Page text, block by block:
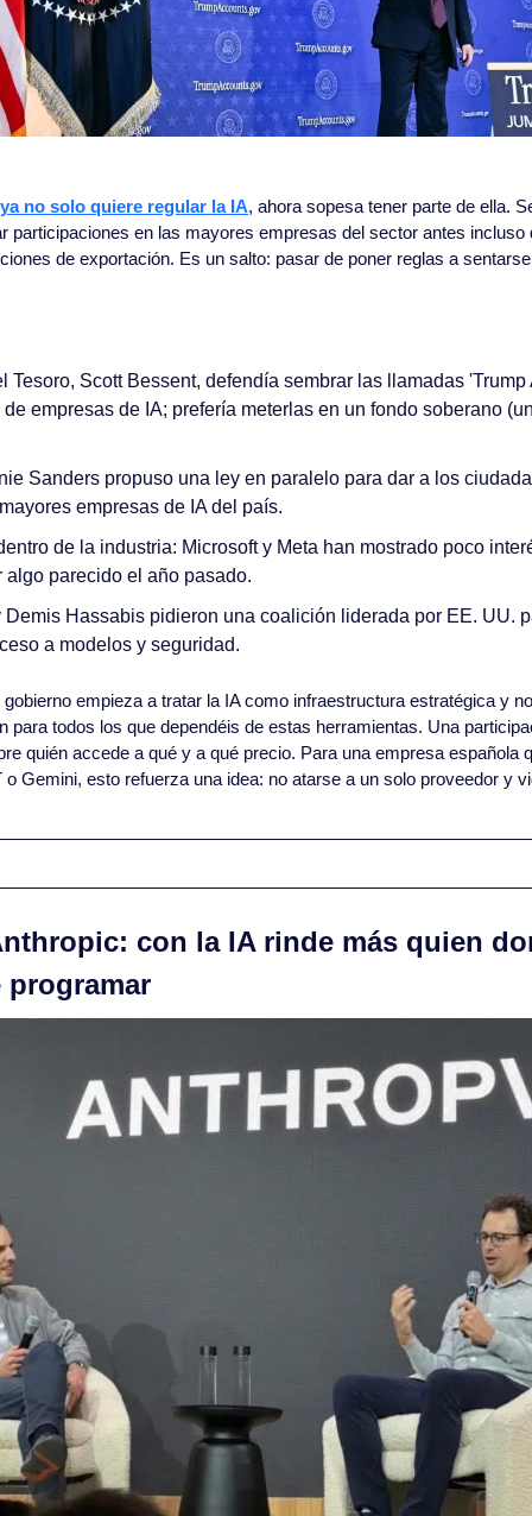
no solo quiere regular la IA, ahora sopesa tener parte de ella.
participaciones en las mayores empresas del sector antes incluso
de exportación. Es un salto: pasar de poner reglas a
Tesoro, Scott Bessent, defendía sembrar las llamadas 'Trump
empresas de IA; prefería meterlas en un fondo soberano
Sanders propuso una ley en paralelo para dar a los
empresas de IA del país.
de la industria: Microsoft y Meta han mostrado poco
algo parecido el año pasado.
Demis Hassabis pidieron una coalición liderada por EE. UU.
a modelos y seguridad.
empieza a tratar la IA como infraestructura estratégica y
para todos los que dependéis de estas herramientas. Una
quién accede a qué y a qué precio. Para una empresa española
Gemini, esto refuerza una idea: no atarse a un solo proveedor y
con la IA rinde más quien
programar